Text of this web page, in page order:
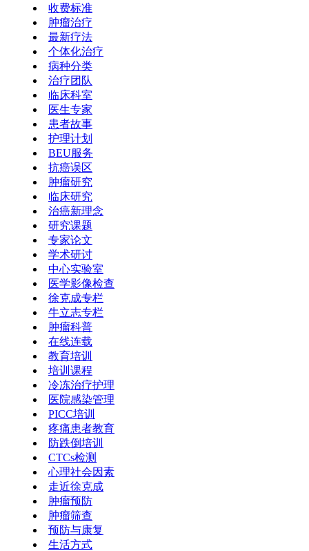
收费标准
肿瘤治疗
最新疗法
个体化治疗
病种分类
治疗团队
临床科室
医生专家
患者故事
护理计划
BEU服务
抗癌误区
肿瘤研究
临床研究
治癌新理念
研究课题
专家论文
学术研讨
中心实验室
医学影像检查
徐克成专栏
牛立志专栏
肿瘤科普
在线连载
教育培训
培训课程
冷冻治疗护理
医院感染管理
PICC培训
疼痛患者教育
防跌倒培训
CTCs检测
心理社会因素
走近徐克成
肿瘤预防
肿瘤筛查
预防与康复
生活方式